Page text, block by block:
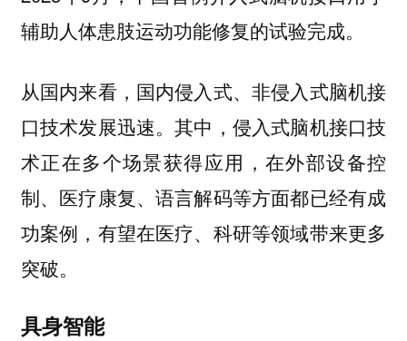
辅助人体患肢运动功能修复的试验完成。
从国内来看，国内侵入式、非侵入式脑机接
口技术发展迅速。其中， 侵入式脑机接口技
术正在多个场景获得应用，在外部设备控
制、医疗康复、语言解码等方面都已经有成
功案例，有望在医疗、科研等领域带来更多
突破。
具身智能